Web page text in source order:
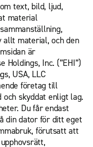
text, bild, ljud,
material
allt material, och den
är
Holdings, Inc. (”EHI”)
USA, LLC
företag till
och skyddat enligt lag.
Du får endast
din dator för ditt eget
förutsatt att